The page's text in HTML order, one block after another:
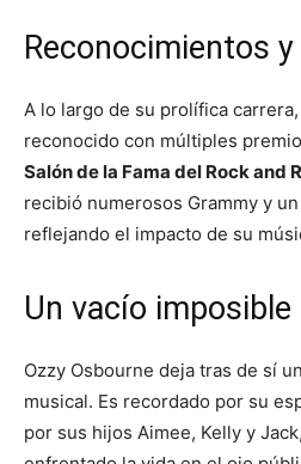
Reconocimientos
A lo largo de su prolífica
reconocido con múltiples
Salón de la Fama del Rock and
recibió numerosos Grammy y
reflejando el impacto de su
Un vacío imposible
Ozzy Osbourne deja tras de sí
musical. Es recordado por su
por sus hijos Aimee, Kelly y